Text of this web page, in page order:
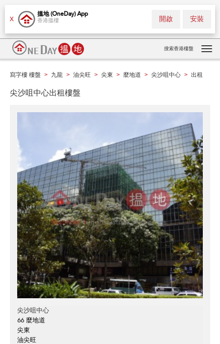
X
搵地 (OneDay) App
香港搵樓 安裝
開啟
搜索香港樓盤
寫字樓 樓盤 > 九龍 > 油尖旺 > 尖東 > 麼地道 > 尖沙咀中心 > 出租
尖沙咀中心出租樓盤
尖沙咀中心
66 麼地道
尖東
油尖旺